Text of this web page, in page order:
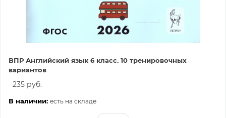
ВПР Английский язык 6 класс. 10 тренировочных
вариантов
235 руб.
В наличии: есть на складе